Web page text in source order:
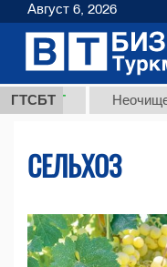
ГТСБТНеочищенная
СЕЛЬХОЗ
Август 6, 2026